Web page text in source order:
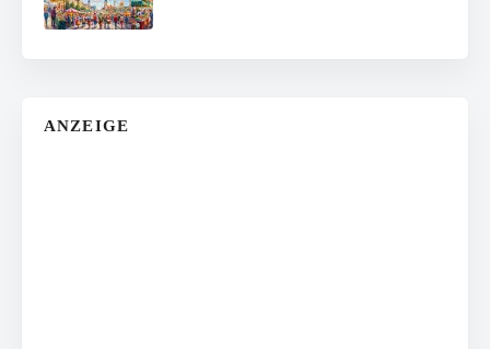
ANZEIGE